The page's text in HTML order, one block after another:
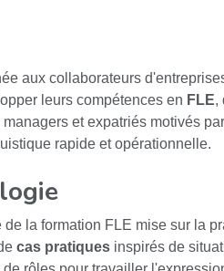
aux collaborateurs
leurs compétences en FLE,
et expatriés motivés
rapide et opérationnelle.
de la formation FLE mise sur la
cas pratiques inspirés de